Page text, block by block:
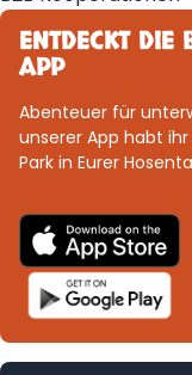
ENTDECKT DIE
APP
Abenteuer für
unserer App habt
Park in Eurer